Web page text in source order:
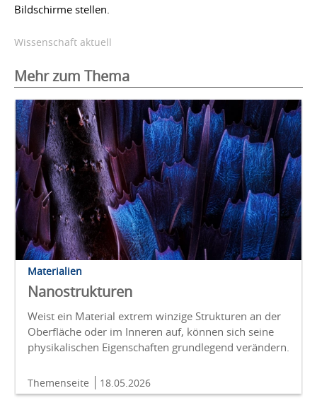
Bildschirme stellen.
Wissenschaft aktuell
Mehr zum Thema
Materialien
Nanostrukturen
Weist ein Material extrem winzige Strukturen an der
Oberfläche oder im Inneren auf, können sich seine
physikalischen Eigenschaften grundlegend verändern.
Themenseite 18.05.2026